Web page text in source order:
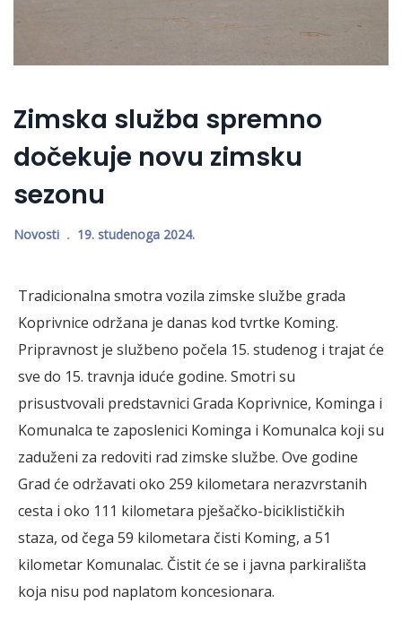
Zimska služba spremno
dočekuje novu zimsku
sezonu
Novosti 19. studenoga 2024.
Tradicionalna smotra vozila zimske službe grada
Koprivnice održana je danas kod tvrtke Koming.
Pripravnost je službeno počela 15. studenog i trajat će
sve do 15. travnja iduće godine. Smotri su
prisustvovali predstavnici Grada Koprivnice, Kominga i
Komunalca te zaposlenici Kominga i Komunalca koji su
zaduženi za redoviti rad zimske službe. Ove godine
Grad će održavati oko 259 kilometara nerazvrstanih
cesta i oko 111 kilometara pješačko-biciklističkih
staza, od čega 59 kilometara čisti Koming, a 51
kilometar Komunalac. Čistit će se i javna parkirališta
koja nisu pod naplatom koncesionara.